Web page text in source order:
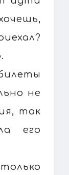
не
так
его